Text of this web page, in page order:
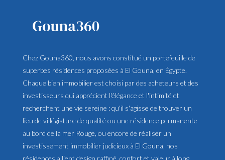
Chez Gouna360, nous avons constitué un portefeuille de
superbes résidences proposées à El Gouna, en Égypte.
Chaque bien immobilier est choisi par des acheteurs et des
investisseurs qui apprécient l'élégance et l'intimité et
recherchent une vie sereine : qu'il s'agisse de trouver un
lieu de villégiature de qualité ou une résidence permanente
au bord de la mer Rouge, ou encore de réaliser un
investissement immobilier judicieux à El Gouna, nos
résidences allient design raffiné, confort et valeur à long